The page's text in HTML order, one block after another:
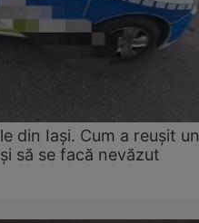
din Iași. Cum a reușit un
să se facă nevăzut